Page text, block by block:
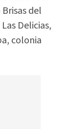
del
Delicias,
colonia